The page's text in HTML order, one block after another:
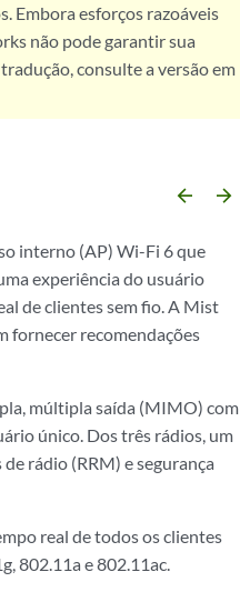
Embora esforços razoáveis
não pode garantir sua
consulte a versão em
arrow_backward arrow_forward
interno (AP) Wi-Fi 6 que
experiência do usuário
de clientes sem fio. A Mist
fornecer recomendações
múltipla saída (MIMO) com
único. Dos três rádios, um
rádio (RRM) e segurança
real de todos os clientes
802.11a e 802.11ac.